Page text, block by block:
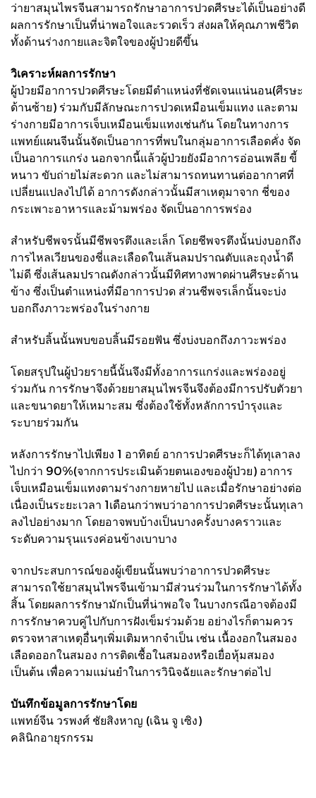
ว่ายาสมุนไพรจีนสามารถรักษาอาการปวดศีรษะได้เป็นอย่างดี
ผลการรักษาเป็นที่น่าพอใจและรวดเร็ว ส่งผลให้คุณภาพชีวิต
ทั้งด้านร่างกายและจิตใจของผู้ป่วยดีขึ้น
วิเคราะห์ผลการรักษา
ผู้ป่วยมีอาการปวดศีรษะโดยมีตำแหน่งที่ชัดเจนแน่นอน(ศีรษะ
ด้านซ้าย) ร่วมกับมีลักษณะการปวดเหมือนเข็มแทง และตาม
ร่างกายมีอาการเจ็บเหมือนเข็มแทงเช่นกัน โดยในทางการ
แพทย์แผนจีนนั้นจัดเป็นอาการที่พบในกลุ่มอาการเลือดคั่ง จัด
เป็นอาการแกร่ง นอกจากนี้แล้วผู้ป่วยยังมีอาการอ่อนเพลีย ขี้
หนาว ขับถ่ายไม่สะดวก และไม่สามารถทนทานต่ออากาศที่
เปลี่ยนแปลงไปได้ อาการดังกล่าวนั้นมีสาเหตุมาจาก ชี่ของ
กระเพาะอาหารและม้ามพร่อง จัดเป็นอาการพร่อง
สำหรับชีพจรนั้นมีชีพจรตึงและเล็ก โดยชีพจรตึงนั้นบ่งบอกถึง
การไหลเวียนของชี่และเลือดในเส้นลมปราณตับและถุงนํ้าดี
ไม่ดี ซึ่งเส้นลมปราณดังกล่าวนั้นมีทิศทางพาดผ่านศีรษะด้าน
ข้าง ซึ่งเป็นตำแหน่งที่มีอาการปวด ส่วนชีพจรเล็กนั้นจะบ่ง
บอกถึงภาวะพร่องในร่างกาย
สำหรับลิ้นนั้นพบขอบลิ้นมีรอยฟัน ซึ่งบ่งบอกถึงภาวะพร่อง
โดยสรุปในผู้ป่วยรายนี้นั้นจึงมีทั้งอาการแกร่งและพร่องอยู่
ร่วมกัน การรักษาจึงด้วยยาสมุนไพรจีนจึงต้องมีการปรับตัวยา
และขนาดยาให้เหมาะสม ซึ่งต้องใช้ทั้งหลักการบำรุงและ
ระบายร่วมกัน
หลังการรักษาไปเพียง 1 อาทิตย์ อาการปวดศีรษะก็ได้ทุเลาลง
ไปกว่า 90%(จากการประเมินด้วยตนเองของผู้ป่วย) อาการ
เจ็บเหมือนเข็มแทงตามร่างกายหายไป และเมื่อรักษาอย่างต่อ
เนื่องเป็นระยะเวลา 1เดือนกว่าพบว่าอาการปวดศีรษะนั้นทุเลา
ลงไปอย่างมาก โดยอาจพบบ้างเป็นบางครั้งบางคราวและ
ระดับความรุนแรงค่อนข้างเบาบาง
จากประสบการณ์ของผู้เขียนนั้นพบว่าอาการปวดศีรษะ
สามารถใช้ยาสมุนไพรจีนเข้ามามีส่วนร่วมในการรักษาได้ทั้ง
สิ้น โดยผลการรักษามักเป็นที่น่าพอใจ ในบางกรณีอาจต้องมี
การรักษาควบคู่ไปกับการฝังเข็มร่วมด้วย อย่างไรก็ตามควร
ตรวจหาสาเหตุอื่นๆเพิ่มเติมหากจำเป็น เช่น เนื้องอกในสมอง
เลือดออกในสมอง การติดเชื้อในสมองหรือเยื่อหุ้มสมอง
เป็นต้น เพื่อความแม่นยำในการวินิจฉัยและรักษาต่อไป
บันทึกข้อมูลการรักษาโดย
แพทย์จีน วรพงศ์ ชัยสิงหาญ (เฉิน จู เซิง)
คลินิกอายุรกรรม